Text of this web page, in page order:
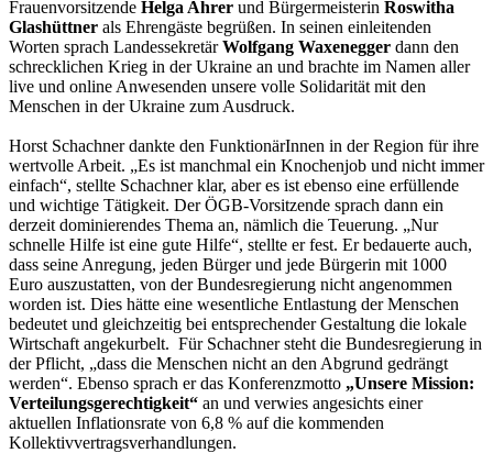
Frauenvorsitzende Helga Ahrer und Bürgermeisterin Roswitha
Glashüttner als Ehrengäste begrüßen. In seinen einleitenden
Worten sprach LandessekretärWolfgang Waxenegger dann den
schrecklichen Krieg in der Ukraine an und brachte im Namen aller
live und online Anwesenden unsere volle Solidarität mit den
Menschen in der Ukraine zum Ausdruck.
Horst Schachner dankte den FunktionärInnen in der Region für ihre
wertvolle Arbeit. „Es ist manchmal ein Knochenjob und nicht immer
einfach“, stellte Schachner klar, aber es ist ebenso eine erfüllende
und wichtige Tätigkeit. Der ÖGB-Vorsitzende sprach dann ein
derzeit dominierendes Thema an, nämlich die Teuerung. „Nur
schnelle Hilfe ist eine gute Hilfe“, stellte er fest. Er bedauerte auch,
dass seine Anregung, jeden Bürger und jede Bürgerin mit 1000
Euro auszustatten, von der Bundesregierung nicht angenommen
worden ist. Dies hätte eine wesentliche Entlastung der Menschen
bedeutet und gleichzeitig bei entsprechender Gestaltung die lokale
Wirtschaft angekurbelt. Für Schachner steht die Bundesregierung in
der Pflicht, „dass die Menschen nicht an den Abgrund gedrängt
werden“. Ebenso sprach er das Konferenzmotto „Unsere Mission:
Verteilungsgerechtigkeit“ an und verwies angesichts einer
aktuellen Inflationsrate von 6,8 % auf die kommenden
Kollektivvertragsverhandlungen.